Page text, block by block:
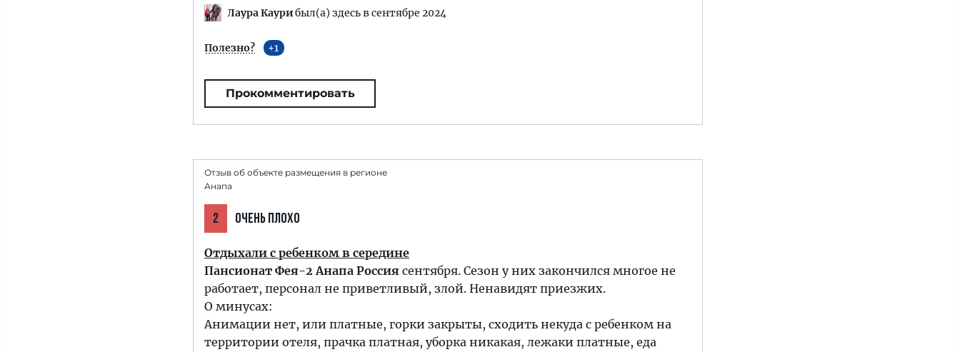
Лаура Каурибыл(а) здесь в сентябре 2024
Полезно? 1
Прокомментировать
Отзыв об объекте размещения в регионе
Анапа
2 ОЧЕНЬ ПЛОХО
Отдыхали с ребенком в середине
Пансионат Фея-2 Анапа Россия сентября. Сезон у них закончился многое не
работает, персонал не приветливый, злой. Ненавидят приезжих.
О минусах:
Анимации нет, или платные, горки закрыты, сходить некуда с ребенком на
территории отеля, прачка платная, уборка никакая, лежаки платные, еда